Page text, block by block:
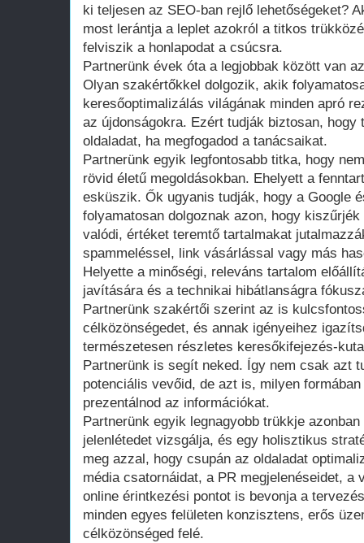
ki teljesen az SEO-ban rejlő lehetőségeket?
most lerántja a leplet azokról a titkos
felviszik a honlapodat a csúcsra.
Partnerünk évek óta a legjobbak között van
Olyan szakértőkkel dolgozik, akik
keresőoptimalizálás világának minden apró
az újdonságokra. Ezért tudják biztosan,
oldaladat, ha megfogadod a tanácsaikat.
Partnerünk egyik legfontosabb titka, hogy
rövid életű megoldásokban. Ehelyett a
esküszik. Ők ugyanis tudják, hogy a Google
folyamatosan dolgoznak azon, hogy
valódi, értéket teremtő tartalmakat
spammeléssel, link vásárlással vagy más
Helyette a minőségi, releváns tartalom
javítására és a technikai hibátlanságra
Partnerünk szakértői szerint az is
célközönségedet, és annak igényeihez
természetesen részletes keresőkifejezés-
Partnerünk is segít neked. Így nem csak azt
potenciális vevőid, de azt is, milyen
prezentálnod az információkat.
Partnerünk egyik legnagyobb trükkje
jelenlétedet vizsgálja, és egy holisztikus
meg azzal, hogy csupán az oldaladat
média csatornáidat, a PR megjelenéseidet, a
online érintkezési pontot is bevonja a
minden egyes felületen konzisztens, erős
célközönséged felé.